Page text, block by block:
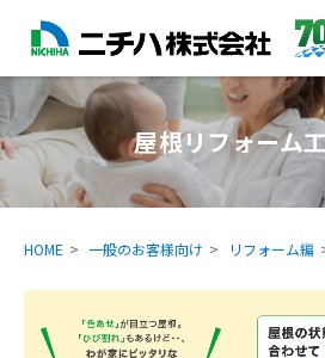
屋根リフォーム
HOME 一般のお客様向け リフォーム編